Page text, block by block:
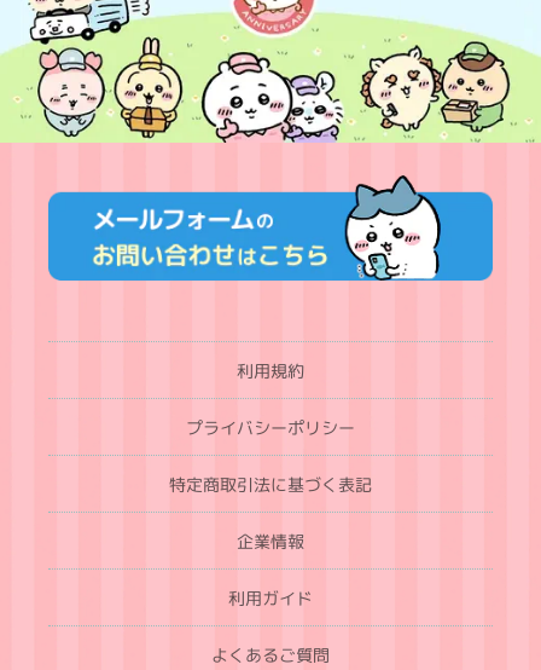
利用規約
プライバシーポリシー
特定商取引法に基づく表記
企業情報
利用ガイド
よくあるご質問